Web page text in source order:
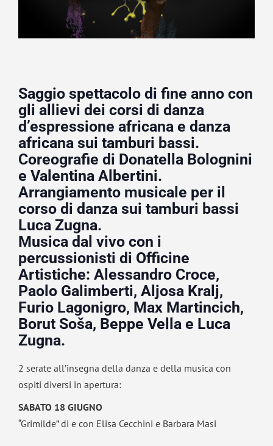
Saggio spettacolo di fine anno con
gli allievi dei corsi di danza
d’espressione africana e danza
africana sui tamburi bassi.
Coreografie di Donatella Bolognini
e Valentina Albertini.
Arrangiamento musicale per il
corso di danza sui tamburi bassi
Luca Zugna.
Musica dal vivo con i
percussionisti di Officine
Artistiche: Alessandro Croce,
Paolo Galimberti, Aljosa Kralj,
Furio Lagonigro, Max Martincich,
Borut Soša, Beppe Vella e Luca
Zugna.
2 serate all’insegna della danza e della musica con
ospiti diversi in apertura:
SABATO 18 GIUGNO
“Grimilde” di e con Elisa Cecchini e Barbara Masi